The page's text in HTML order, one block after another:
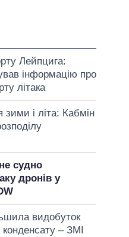
Лейпцига:
інформацію про
літака
і літа: Кабмін
судно
дронів у
видобуток
конденсату – ЗМІ